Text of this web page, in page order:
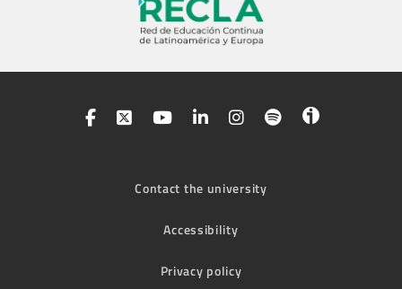
Contact the university
Accessibility
Privacy policy